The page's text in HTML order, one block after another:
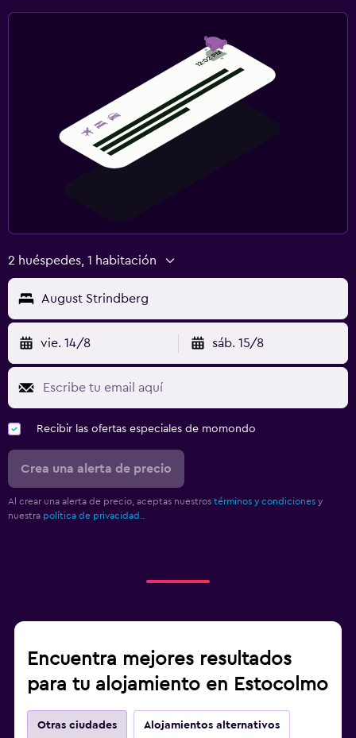
2 huéspedes, 1 habitación
August Strindberg
vie. 14/8 sáb. 15/8
Recibir las ofertas especiales de momondo
Crea una alerta de precio
Al crear una alerta de precio, aceptas nuestros términos y condiciones y
nuestra política de privacidad.
Encuentra mejores resultados
para tu alojamiento en Estocolmo
Otras ciudades Alojamientos alternativos